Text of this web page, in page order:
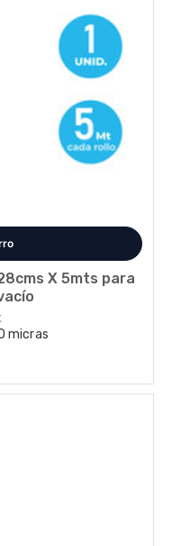
X 5mts para
micras